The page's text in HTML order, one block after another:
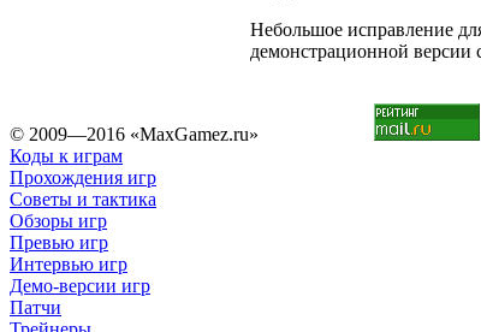
Небольшое исправление
демонстрационной версии
© 2009—2016 «MaxGamez.ru»
Коды к играм
Прохождения игр
Советы и тактика
Обзоры игр
Превью игр
Интервью игр
Демо-версии игр
Патчи